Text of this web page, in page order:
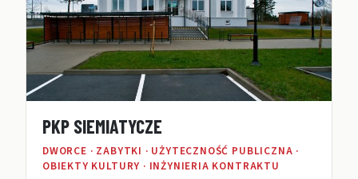
PKP SIEMIATYCZE
DWORCE · ZABYTKI · UŻYTECZNOŚĆ PUBLICZNA ·
OBIEKTY KULTURY · INŻYNIERIA KONTRAKTU